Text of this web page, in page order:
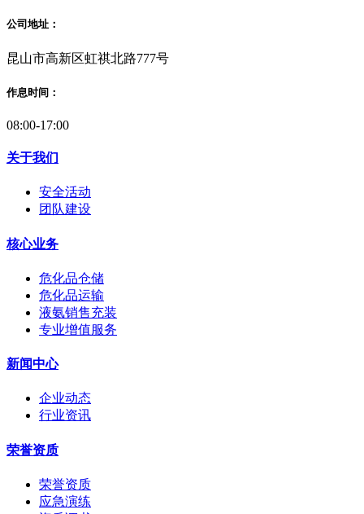
公司地址：
昆山市高新区虹祺北路777号
作息时间：
08:00-17:00
关于我们
安全活动
团队建设
核心业务
危化品仓储
危化品运输
液氨销售充装
专业增值服务
新闻中心
企业动态
行业资讯
荣誉资质
荣誉资质
应急演练